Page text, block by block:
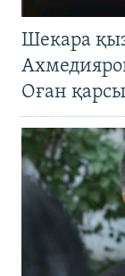
Шекара
Оған